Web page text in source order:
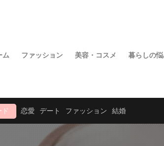
ム ファッション 美容・コスメ 暮らしの
恋愛 デート ファッション 結婚